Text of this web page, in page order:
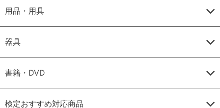
用品・用具
器具
書籍・DVD
検定おすすめ対応商品